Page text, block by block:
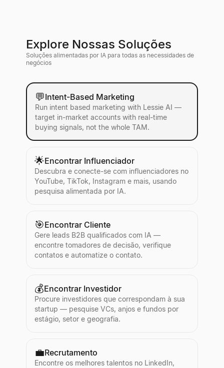
Explore Nossas Soluções
Soluções alimentadas por IA para todas as necessidades de
negócios
💬Intent-Based Marketing
Run intent based marketing with Lessie AI —
target in-market accounts with real-time
buying signals, not the whole TAM.
🌟Encontrar Influenciador
Descubra e conecte-se com influenciadores no
YouTube, TikTok, Instagram e mais, usando
pesquisa alimentada por IA.
🎯Encontrar Cliente
Gere leads B2B qualificados com IA —
encontre tomadores de decisão, verifique
contatos e automatize o contato.
💰Encontrar Investidor
Procure investidores que correspondam à sua
startup — pesquise VCs, anjos e fundos por
estágio, setor e geografia.
💼Recrutamento
Encontre os melhores talentos no LinkedIn,